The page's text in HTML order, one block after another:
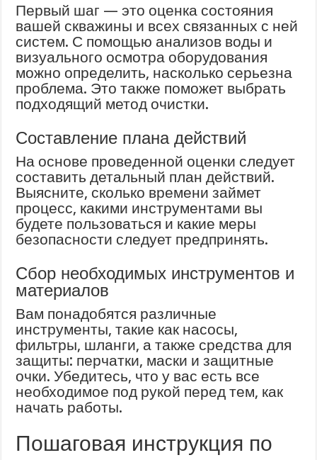
Первый шаг — это оценка состояния
вашей скважины и всех связанных с ней
систем. С помощью анализов воды и
визуального осмотра оборудования
можно определить, насколько серьезна
проблема. Это также поможет выбрать
подходящий метод очистки.
Составление плана действий
На основе проведенной оценки следует
составить детальный план действий.
Выясните, сколько времени займет
процесс, какими инструментами вы
будете пользоваться и какие меры
безопасности следует предпринять.
Сбор необходимых инструментов и
материалов
Вам понадобятся различные
инструменты, такие как насосы,
фильтры, шланги, а также средства для
защиты: перчатки, маски и защитные
очки. Убедитесь, что у вас есть все
необходимое под рукой перед тем, как
начать работы.
Пошаговая инструкция по